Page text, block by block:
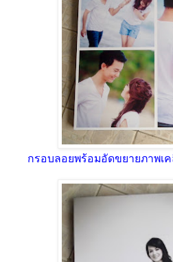
กรอบลอยพร้อมอัดขยายภาพเ